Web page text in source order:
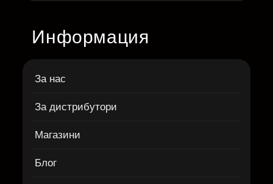
Информация
За нас
За дистрибутори
Магазини
Блог